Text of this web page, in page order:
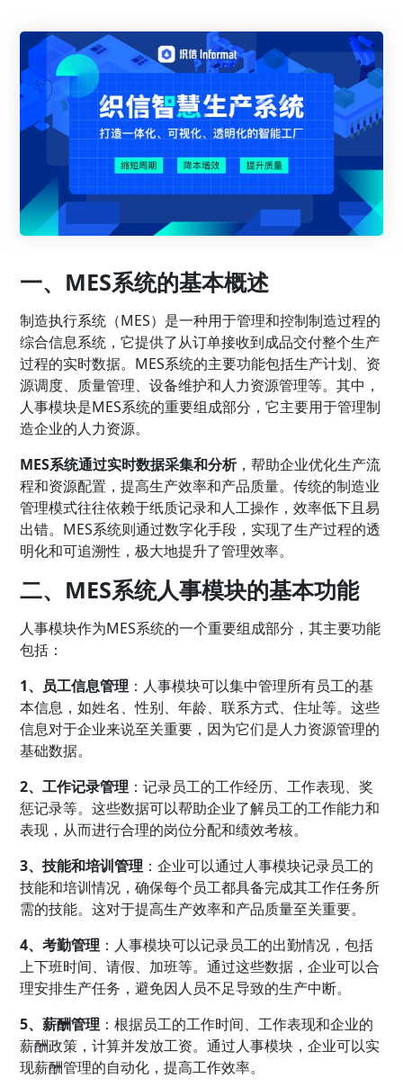
一、MES系统的基本概述
制造执行系统（MES）是一种用于管理和控制制造过程的
综合信息系统，它提供了从订单接收到成品交付整个生产
过程的实时数据。MES系统的主要功能包括生产计划、资
源调度、质量管理、设备维护和人力资源管理等。其中，
人事模块是MES系统的重要组成部分，它主要用于管理制
造企业的人力资源。
MES系统通过实时数据采集和分析，帮助企业优化生产流
程和资源配置，提高生产效率和产品质量。传统的制造业
管理模式往往依赖于纸质记录和人工操作，效率低下且易
出错。MES系统则通过数字化手段，实现了生产过程的透
明化和可追溯性，极大地提升了管理效率。
二、MES系统人事模块的基本功能
人事模块作为MES系统的一个重要组成部分，其主要功能
包括：
1、员工信息管理 ：人事模块可以集中管理所有员工的基
本信息，如姓名、性别、年龄、联系方式、住址等。这些
信息对于企业来说至关重要，因为它们是人力资源管理的
基础数据。
2、工作记录管理 ：记录员工的工作经历、工作表现、奖
惩记录等。这些数据可以帮助企业了解员工的工作能力和
表现，从而进行合理的岗位分配和绩效考核。
3、技能和培训管理 ：企业可以通过人事模块记录员工的
技能和培训情况，确保每个员工都具备完成其工作任务所
需的技能。这对于提高生产效率和产品质量至关重要。
4、考勤管理 ：人事模块可以记录员工的出勤情况，包括
上下班时间、请假、加班等。通过这些数据，企业可以合
理安排生产任务，避免因人员不足导致的生产中断。
5、薪酬管理 ：根据员工的工作时间、工作表现和企业的
薪酬政策，计算并发放工资。通过人事模块，企业可以实
现薪酬管理的自动化，提高工作效率。